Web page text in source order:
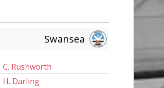
Swansea
C. Rushworth
H. Darling